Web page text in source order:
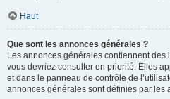
Haut
Que sont les annonces générales ?
Les annonces générales contiennent des
vous devriez consulter en priorité. Elles
et dans le panneau de contrôle de
annonces générales sont définies par les